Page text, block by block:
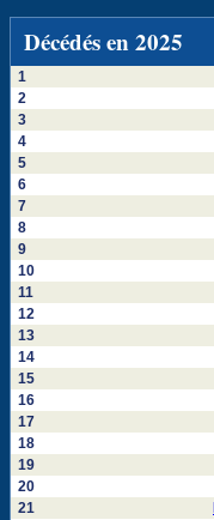
Décédés en 2025
1
2
3
4
5
6
7
8
9
10
11
12
13
14
15
16
17
18
19
20
21